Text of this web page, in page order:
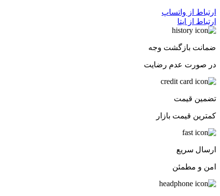
ارتباط از واتساپ
ارتباط از ایتا
ضمانت بازگشت وجه
در صورت عدم رضایت
تضمین قیمت
کمترین قیمت بازار
ارسال سریع
امن و مطمئن